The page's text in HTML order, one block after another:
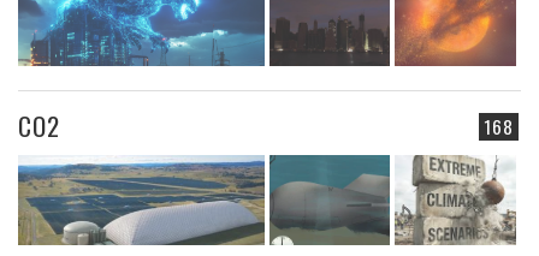
168
CO2